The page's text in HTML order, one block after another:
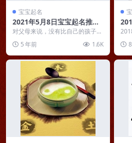
宝宝起名
2021年5月8日宝宝起名推
荐：好听又吉利，寓意有出
息、成大事
对父母来说，没有比自己的孩子更
最好的，名字也是如此...
5 年前 1.6K
男
析